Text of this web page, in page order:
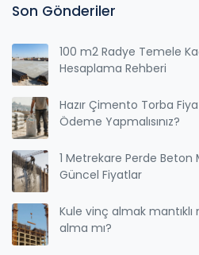
Son Gönderiler
100 m2 Radye Temele
Hesaplama Rehberi
Hazır Çimento Torba
Ödeme Yapmalısınız?
1 Metrekare Perde Beton
Güncel Fiyatlar
Kule vinç almak mantıklı
alma mı?